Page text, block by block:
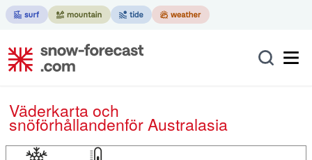
Väderkarta och
snöförhållandenför Australasia